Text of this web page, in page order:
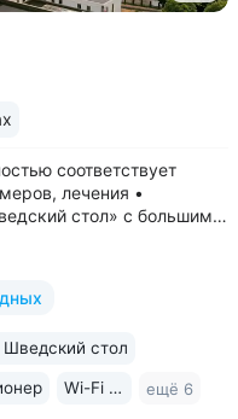
соответствует
лечения •
стол» с большим
3 минуты
им....
Шведский стол
Wi-Fi в номерах ещё 6